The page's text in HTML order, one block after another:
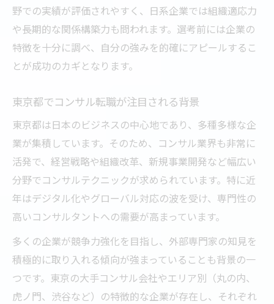
野での実績が評価されやすく、日系企業では組織適応力
や長期的な関係構築力も問われます。選考前には企業の
特徴を十分に調べ、自分の強みを的確にアピールするこ
とが成功のカギとなります。
東京都でコンサル転職が注目される背景
東京都は日本のビジネスの中心地であり、多種多様な企
業が集積しています。そのため、コンサル業界も非常に
活発で、経営戦略や組織改革、新規事業開発など幅広い
分野でコンサルテクニックが求められています。特に近
年はデジタル化やグローバル対応の波を受け、専門性の
高いコンサルタントへの需要が高まっています。
多くの企業が競争力強化を目指し、外部専門家の知見を
積極的に取り入れる傾向が強まっていることも背景の一
つです。東京の大手コンサル会社やエリア別（丸の内、
虎ノ門、渋谷など）の特徴的な企業が存在し、それぞれ